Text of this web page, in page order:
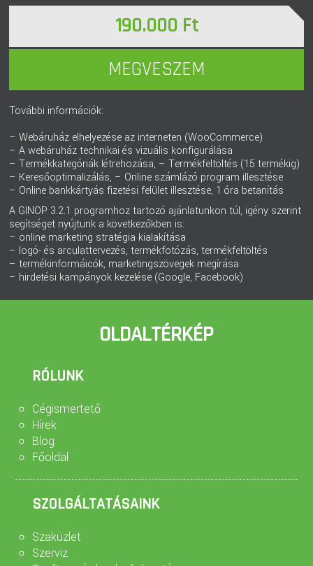
PARTNERPROGRAM
KAPCSOLATMEGVESZEM
190.000 Ft
További információk:
– Webáruház elhelyezése az interneten (WooCommerce)
– A webáruház technikai és vizuális konfigurálása
– Termékkategóriák létrehozása, – Termékfeltöltés (15 termékig)
– Keresőoptimalizálás, – Online számlázó program illesztése
– Online bankkártyás fizetési felület illesztése, 1 óra betanítás
A GINOP 3.2.1 programhoz tartozó ajánlatunkon túl, igény szerint
segítséget nyújtunk a következőkben is:
– online marketing stratégia kialakítása
– logó- és arculattervezés, termékfotózás, termékfeltöltés
– termékinformáicók, marketingszövegek megírása
– hirdetési kampányok kezelése (Google, Facebook)
OLDALTÉRKÉP
RÓLUNK
Cégismertető
Hírek
Blog
Főoldal
SZOLGÁLTATÁSAINK
Szaküzlet
Szerviz